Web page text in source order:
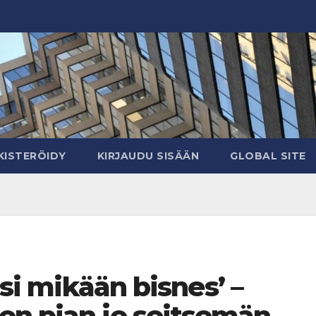
KIRJAUDU SISÄÄN GLOBAL SITE
mikään bisnes’ –